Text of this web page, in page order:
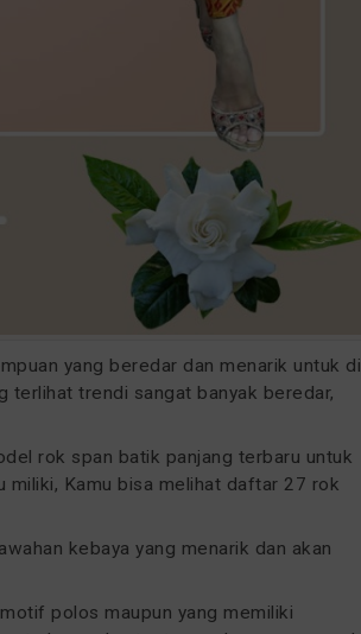
yang beredar dan menarik untuk di
terlihat trendi sangat banyak beredar,
rok span batik panjang terbaru untuk
miliki, Kamu bisa melihat daftar 27 rok
kebaya yang menarik dan akan
polos maupun yang memiliki